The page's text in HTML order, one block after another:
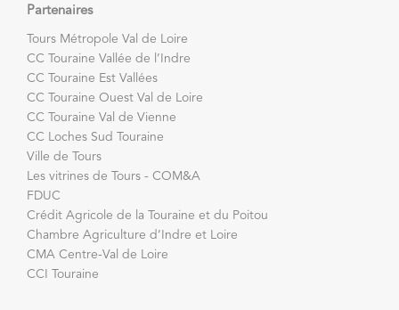
Partenaires
Tours Métropole Val de Loire
CC Touraine Vallée de l’Indre
CC Touraine Est Vallées
CC Touraine Ouest Val de Loire
CC Touraine Val de Vienne
CC Loches Sud Touraine
Ville de Tours
Les vitrines de Tours - COM&A
FDUC
Crédit Agricole de la Touraine et du Poitou
Chambre Agriculture d’Indre et Loire
CMA Centre-Val de Loire
CCI Touraine